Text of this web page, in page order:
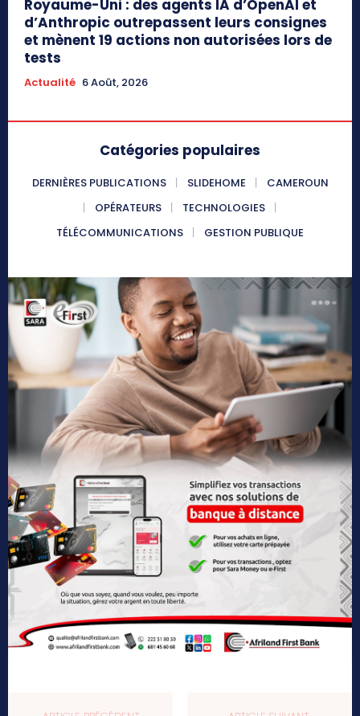
Royaume-Uni : des agents IA d’OpenAI et
d’Anthropic outrepassent leurs consignes
et mènent 19 actions non autorisées lors de
tests
Actualité 6 Août, 2026
Catégories populaires
DERNIÈRES PUBLICATIONS SLIDEHOME
CAMEROUN
OPÉRATEURS
TECHNOLOGIES
TÉLÉCOMMUNICATIONS
GESTION PUBLIQUE